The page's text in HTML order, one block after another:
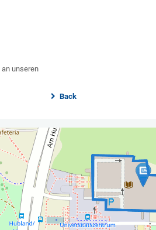
unseren
Back